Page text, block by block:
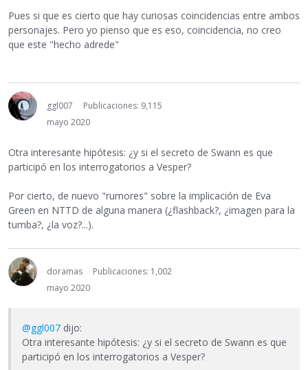
Pues si que es cierto que hay curiosas coincidencias entre ambos
personajes. Pero yo pienso que es eso, coincidencia, no creo
que este "hecho adrede"
ggl007
Publicaciones: 9,115
mayo 2020
Otra interesante hipótesis: ¿y si el secreto de Swann es que
participó en los interrogatorios a Vesper?
Por cierto, de nuevo "rumores" sobre la implicación de Eva
Green en NTTD de alguna manera (¿flashback?, ¿imagen para la
tumba?, ¿la voz?...).
doramas
Publicaciones: 1,002
mayo 2020
@ggl007 dijo:
Otra interesante hipótesis: ¿y si el secreto de Swann es que
participó en los interrogatorios a Vesper?